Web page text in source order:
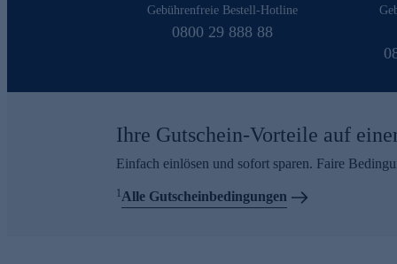
Gebührenfreie Bestell-Hotline
0800 29 888 88
Ihre Gutschein-Vorteile auf
Einfach einlösen und sofort sparen. Faire
1Alle Gutscheinbedingungen